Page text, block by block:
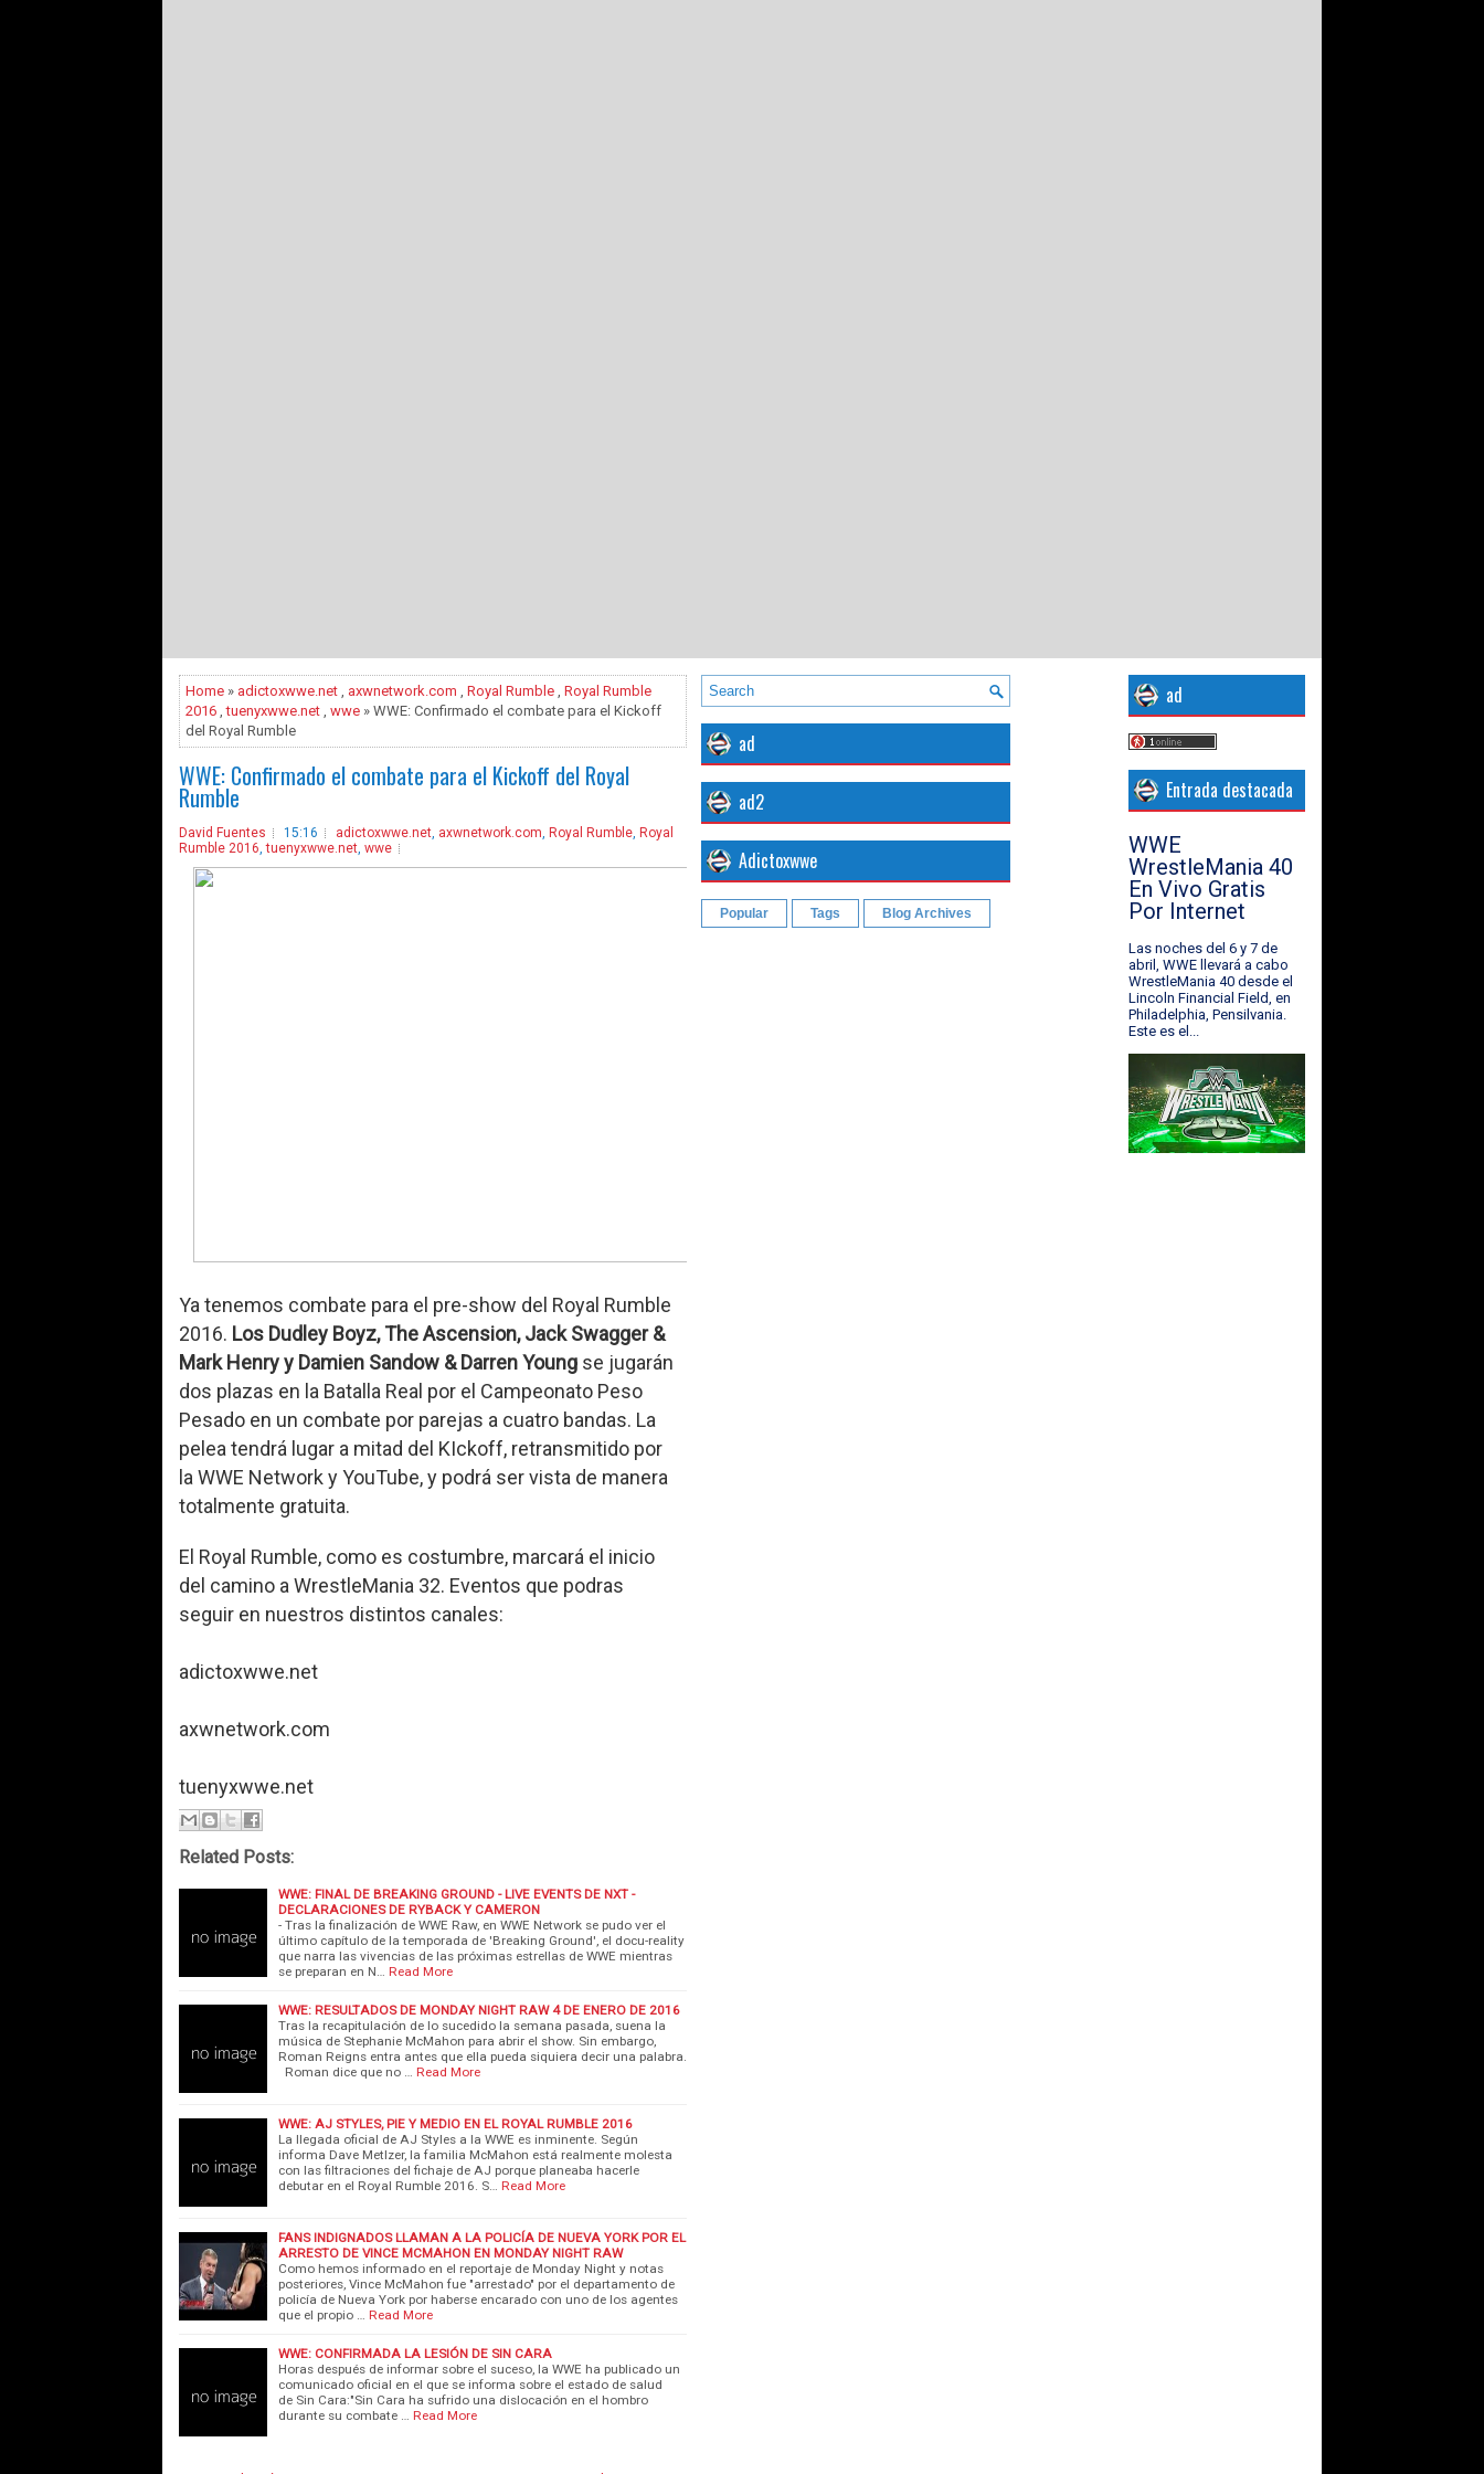
Home » adictoxwwe.net , axwnetwork.com , Royal Rumble , Royal Rumble
2016 ,tuenyxwwe.net , wwe » WWE: Confirmado el combate para el Kickoff
del Royal Rumble
WWE: Confirmado el combate para el Kickoff del Royal
Rumble
David Fuentes 15:16 adictoxwwe.net, axwnetwork.com, Royal Rumble, Royal
Rumble 2016,tuenyxwwe.net, wwe
Ya tenemos combate para el pre-show del Royal Rumble
2016. Los Dudley Boyz, The Ascension, Jack Swagger &
Mark Henry y Damien Sandow & Darren Young se jugarán
dos plazas en la Batalla Real por el Campeonato Peso
Pesado en un combate por parejas a cuatro bandas. La
pelea tendrá lugar a mitad del KIckoff, retransmitido por
la WWE Network y YouTube, y podrá ser vista de manera
totalmente gratuita.
El Royal Rumble, como es costumbre, marcará el inicio
del camino a WrestleMania 32. Eventos que podras
seguir en nuestros distintos canales:
adictoxwwe.net
axwnetwork.com
tuenyxwwe.net
Related Posts:
WWE: FINAL DE BREAKING GROUND - LIVE EVENTS DE NXT -
DECLARACIONES DE RYBACK Y CAMERON
- Tras la finalización de WWE Raw, en WWE Network se pudo ver el
último capítulo de la temporada de 'Breaking Ground', el docu-reality
que narra las vivencias de las próximas estrellas de WWE mientras
se preparan en N…
Read More
WWE: RESULTADOS DE MONDAY NIGHT RAW 4 DE ENERO DE 2016
Tras la recapitulación de lo sucedido la semana pasada, suena la
música de Stephanie McMahon para abrir el show. Sin embargo,
Roman Reigns entra antes que ella pueda siquiera decir una palabra.
Roman dice que no …
Read More
WWE: AJ STYLES, PIE Y MEDIO EN EL ROYAL RUMBLE 2016
La llegada oficial de AJ Styles a la WWE es inminente. Según
informa Dave Metlzer, la familia McMahon está realmente molesta
con las filtraciones del fichaje de AJ porque planeaba hacerle
debutar en el Royal Rumble 2016. S…
Read More
FANS INDIGNADOS LLAMAN A LA POLICÍA DE NUEVA YORK POR EL
ARRESTO DE VINCE MCMAHON EN MONDAY NIGHT RAW
Como hemos informado en el reportaje de Monday Night y notas
posteriores, Vince McMahon fue "arrestado" por el departamento de
policía de Nueva York por haberse encarado con uno de los agentes
que el propio …
Read More
WWE: CONFIRMADA LA LESIÓN DE SIN CARA
Horas después de informar sobre el suceso, la WWE ha publicado un
comunicado oficial en el que se informa sobre el estado de salud
de Sin Cara:"Sin Cara ha sufrido una dislocación en el hombro
durante su combate …
Read More
ad
ad2
Adictoxwwe
Popular Tags Blog Archives
ad
Entrada destacada
WWE
WrestleMania 40
En Vivo Gratis
Por Internet
Las noches del 6 y 7 de
abril, WWE llevará a cabo
WrestleMania 40 desde el
Lincoln Financial Field, en
Philadelphia, Pensilvania.
Este es el...